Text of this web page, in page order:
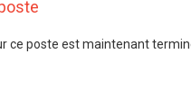
ce poste est maintenant